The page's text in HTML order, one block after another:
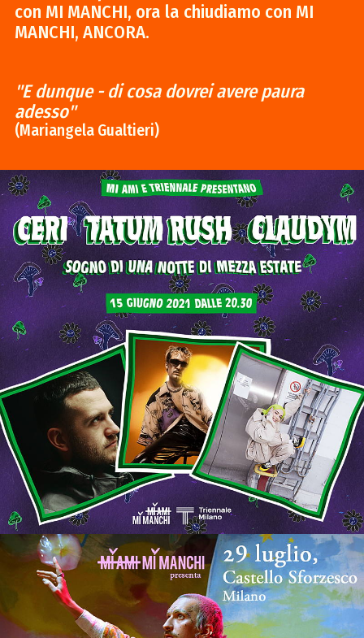
con MI MANCHI, ora la chiudiamo con MI
MANCHI, ANCORA.
"E dunque - di cosa dovrei avere paura
adesso"
(Mariangela Gualtieri)